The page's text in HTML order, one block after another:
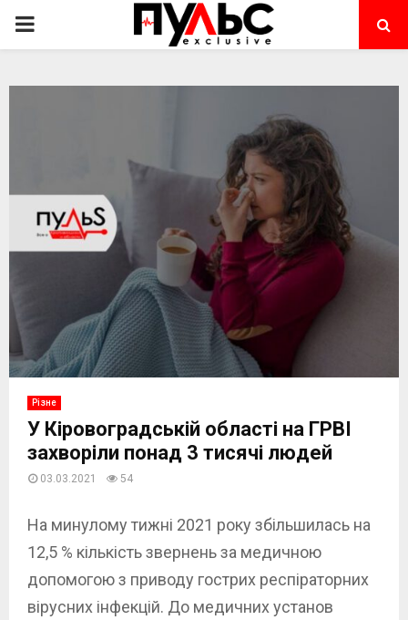
PRIMARY
Різне
У Кіровоградській області на ГРВІ
захворіли понад 3 тисячі людей
03.03.2021 54
На минулому тижні 2021 року збільшилась на
12,5 % кількість звернень за медичною
допомогою з приводу гострих респіраторних
вірусних інфекцій. До медичних установ